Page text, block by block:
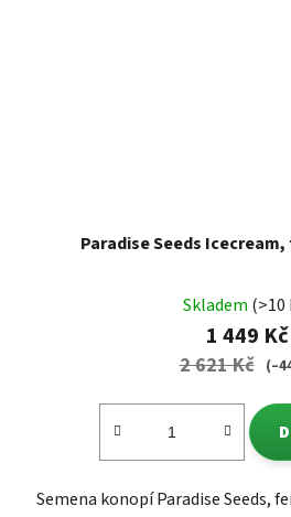
Paradise Seeds
Skladem (>10
1 449 Kč
2 621 Kč
Semena konopí Paradise Seeds,